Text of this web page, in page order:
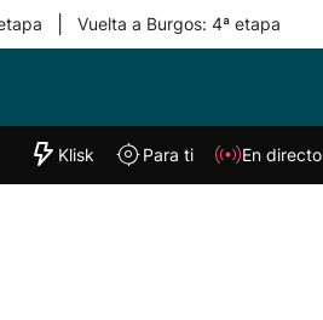
Vuelta a Burgos: 4ª etapa
"Helmuga"
Klisk
Klisk Para ti En directo